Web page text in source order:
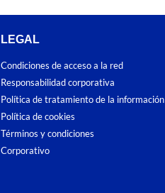
LEGAL
Condiciones de acceso a la red
Responsabilidad corporativa
Política de tratamiento de la información
Política de cookies
Términos y condiciones
Corporativo